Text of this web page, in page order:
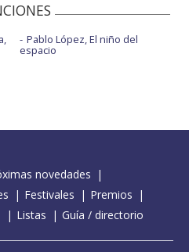
Pablo López, El niño del
espacio
novedades
Festivales
Premios
Listas Guía / directorio